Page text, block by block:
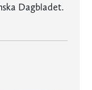
Dagbladet.